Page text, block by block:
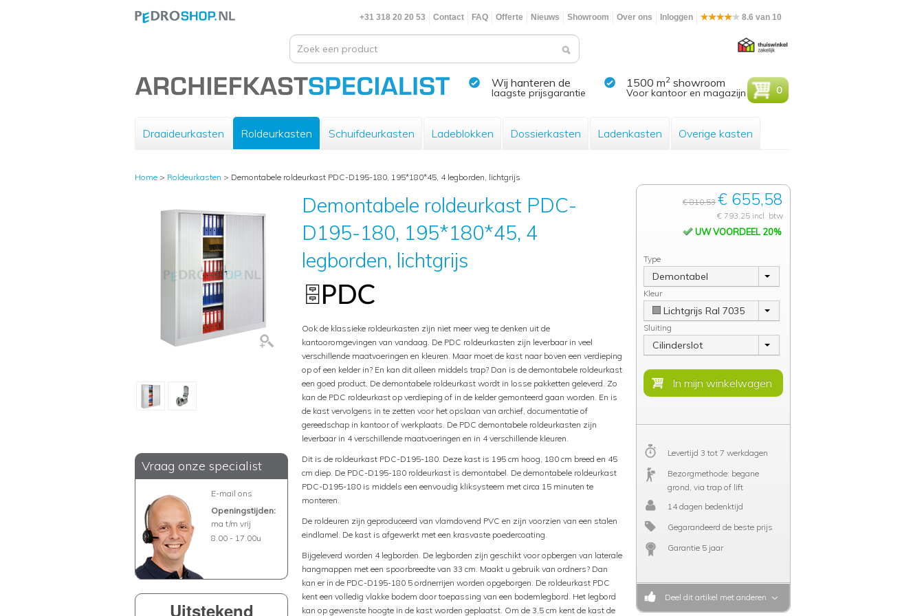
+31 318 20 20 53 Contact FAQ Offerte Nieuws Showroom Over ons Inloggen 8.6 van 10
Wij hanteren de
laagste prijsgarantie
1500 m2 showroom
Voor kantoor en magazijn 0
Draaideurkasten Roldeurkasten Schuifdeurkasten Ladeblokken Dossierkasten Ladenkasten Overige kasten
Home > Roldeurkasten > Demontabele roldeurkast PDC-D195-180, 195*180*45, 4 legborden, lichtgrijs
Vraag onze specialist
E-mail ons
Openingstijden:
ma t/m vrij
8.00 - 17.00u
Uitstekend
Demontabele roldeurkast PDC-
D195-180, 195*180*45, 4
legborden, lichtgrijs
Ook de klassieke roldeurkasten zijn niet meer weg te denken uit de
kantooromgevingen van vandaag. De PDC roldeurkasten zijn leverbaar in veel
verschillende maatvoeringen en kleuren. Maar moet de kast naar boven een verdieping
op of een kelder in? En kan dit alleen middels trap? Dan is de demontabele roldeurkast
een goed product. De demontabele roldeurkast wordt in losse pakketten geleverd. Zo
kan de PDC roldeurkast op verdieping of in de kelder gemonteerd gaan worden. En is
de kast vervolgens in te zetten voor het opslaan van archief, documentatie of
gereedschap in kantoor of werkplaats. De PDC demontabele roldeurkasten zijn
leverbaar in 4 verschillende maatvoeringen en in 4 verschillende kleuren.
Dit is de roldeurkast PDC-D195-180. Deze kast is 195 cm hoog, 180 cm breed en 45
cm diep. De PDC-D195-180 roldeurkast is demontabel. De demontabele roldeurkast
PDC-D195-180 is middels een eenvoudig kliksysteem met circa 15 minuten te
monteren.
De roldeuren zijn geproduceerd van vlamdovend PVC en zijn voorzien van een stalen
eindlamel. De kast is afgewerkt met een krasvaste poedercoating.
Bijgeleverd worden 4 legborden. De legborden zijn geschikt voor opbergen van laterale
hangmappen met een spoorbreedte van 33 cm. Maakt u gebruik van ordners? Dan
kan er in de PDC-D195-180 5 ordnerrijen worden opgeborgen. De roldeurkast PDC
kent een volledig vlakke bodem door toepassing van een bodemlegbord. Het legbord
kan op gewenste hoogte in de kast worden geplaatst. Om de 3,5 cm kent de kast de
€ 810,53 € 655,58
€ 793,25 incl. btw
UW VOORDEEL 20%
Type
Demontabel
Kleur
Lichtgrijs Ral 7035
Sluiting
Cilinderslot
Levertijd 3 tot 7 werkdagen
Bezorgmethode: begane
grond, via trap of lift
14 dagen bedenktijd
Gegarandeerd de beste prijs
Garantie 5 jaar
Deel dit artikel met anderen